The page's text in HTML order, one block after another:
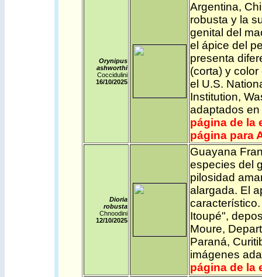
Orynipus
ashworthi
Coccidulini
16/10/2025
Argentina,
robusta y la
genital del
el ápice del
presenta
(corta) y
el U.S.
Institution,
adaptados
página de la
página para
Dioria
robusta
Chnoodini
12/10/2025
Guayana
especies del
pilosidad
alargada. El
Itoupé",
Moure,
Paraná,
imágenes
página de la